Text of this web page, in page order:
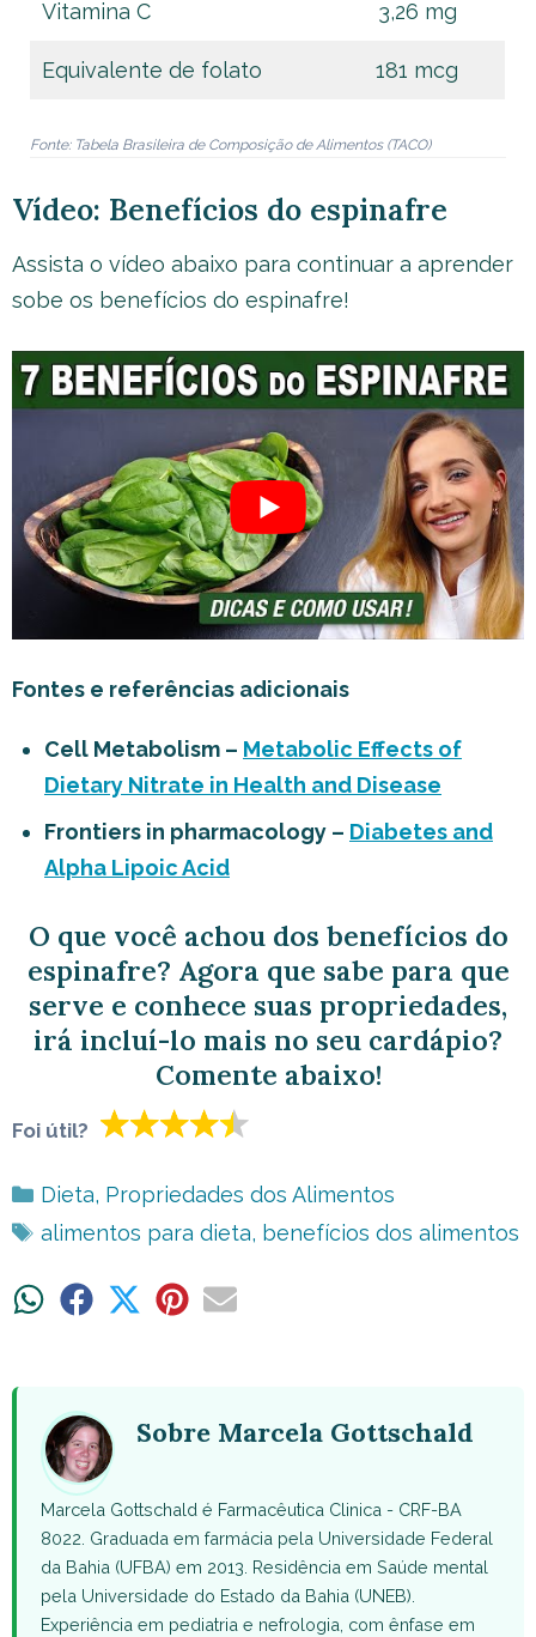
Vitamina C 3,26 mg
Equivalente de folato 181 mcg
Fonte: Tabela Brasileira de Composição de Alimentos (TACO)
Vídeo: Benefícios do espinafre
Assista o vídeo abaixo para continuar a aprender
sobe os benefícios do espinafre!
Fontes e referências adicionais
Cell Metabolism – Metabolic Effects of
Dietary Nitrate in Health and Disease
Frontiers in pharmacology – Diabetes and
Alpha Lipoic Acid
O que você achou dos benefícios do
espinafre? Agora que sabe para que
serve e conhece suas propriedades,
irá incluí-lo mais no seu cardápio?
Comente abaixo!
Foi útil?
Categorias
Dieta, Propriedades dos Alimentos
Tags
alimentos para dieta, benefícios dos alimentos
ShareShare ShareShareShare
Sobre Marcela Gottschald
Marcela Gottschald é Farmacêutica Clinica - CRF-BA
8022. Graduada em farmácia pela Universidade Federal
da Bahia (UFBA) em 2013. Residência em Saúde mental
pela Universidade do Estado da Bahia (UNEB).
Experiência em pediatria e nefrologia, com ênfase em